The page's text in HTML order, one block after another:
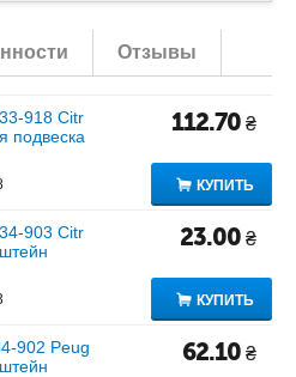
Отзывы
918 Citr
подвеска
112.70 ₴
КУПИТЬ
903 Citr
23.00 ₴
КУПИТЬ
902 Peug
62.10 ₴